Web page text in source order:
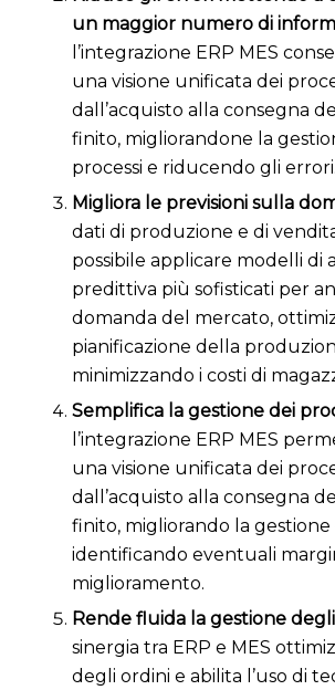
un maggior numero di
l’integrazione ERP MES
una visione unificata dei
dall’acquisto alla consegna
finito, migliorandone la
processi e riducendo gli errori.
Migliora le previsioni sulla
dati di produzione e di
possibile applicare modelli di
predittiva più sofisticati per
domanda del mercato,
pianificazione della
minimizzando i costi di
Semplifica la gestione dei
l’integrazione ERP MES
una visione unificata dei
dall’acquisto alla consegna
finito, migliorando la gestione
identificando eventuali
miglioramento.
Rende fluida la gestione
sinergia tra ERP e MES
degli ordini e abilita l’uso di